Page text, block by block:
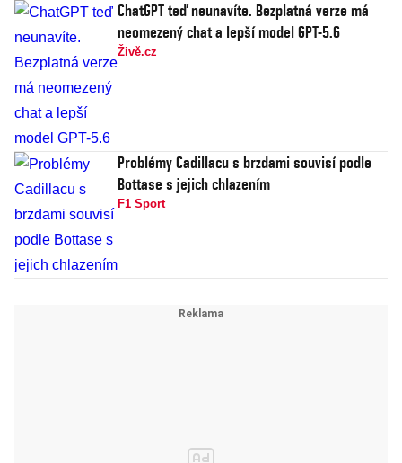
ChatGPT teď neunavíte. Bezplatná verze má
neomezený chat a lepší model GPT-5.6
Živě.cz
Problémy Cadillacu s brzdami souvisí podle
Bottase s jejich chlazením
F1 Sport